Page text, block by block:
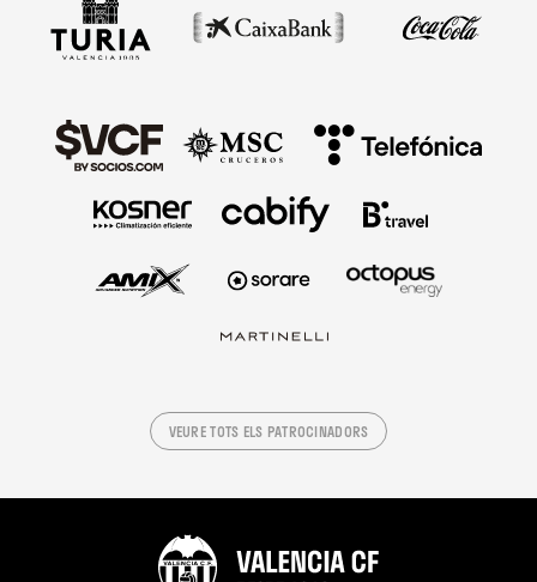
VEURE TOTS ELS PATROCINADORS